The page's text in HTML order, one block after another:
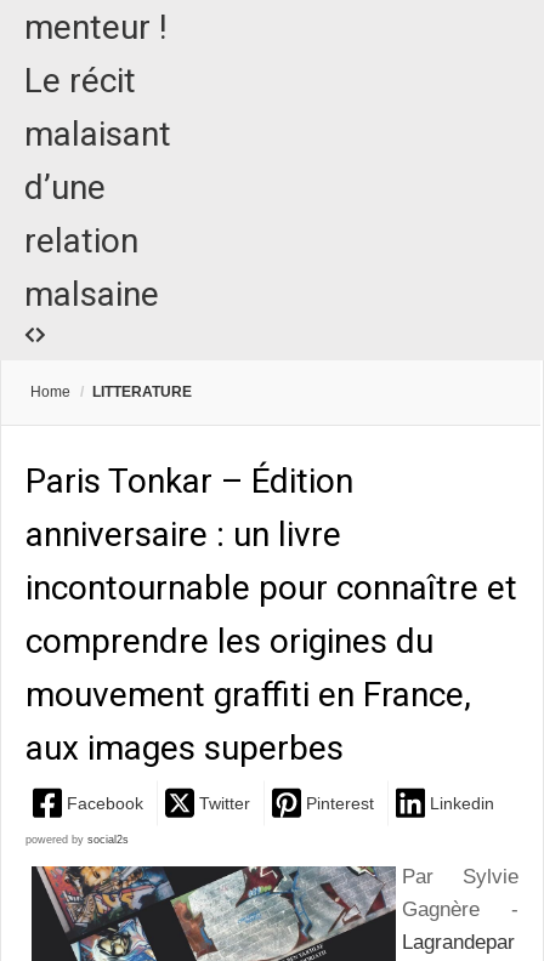
menteur !
Le récit
malaisant
d’une
relation
malsaine
Home / LITTERATURE
Paris Tonkar – Édition
anniversaire : un livre
incontournable pour connaître et
comprendre les origines du
mouvement graffiti en France,
aux images superbes
Facebook Twitter Pinterest Linkedin
powered by social2s
Par Sylvie
Gagnère -
Lagrandepar